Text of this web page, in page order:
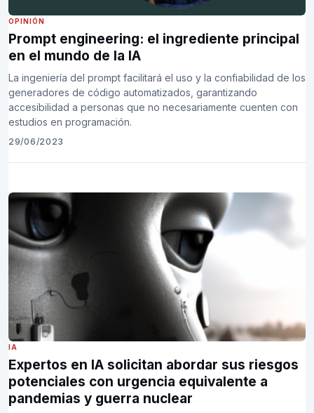
OPINIÓN
Prompt engineering: el ingrediente principal
en el mundo de la IA
La ingeniería del prompt facilitará el uso y la confiabilidad de los
generadores de código automatizados, garantizando
accesibilidad a personas que no necesariamente cuenten con
estudios en programación.
29/06/2023
IA
Expertos en IA solicitan abordar sus riesgos
potenciales con urgencia equivalente a
pandemias y guerra nuclear